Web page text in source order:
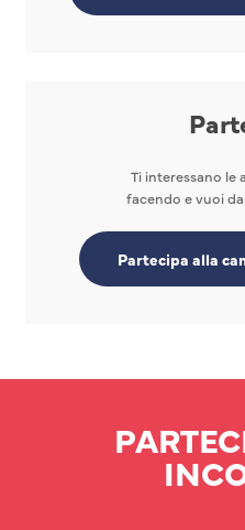
Ti interessano le
facendo e vuoi
Partecipa alla